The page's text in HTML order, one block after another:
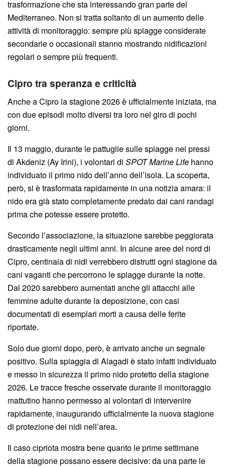
trasformazione che sta interessando gran parte del
Mediterraneo. Non si tratta soltanto di un aumento delle
attività di monitoraggio: sempre più spiagge considerate
secondarie o occasionali stanno mostrando nidificazioni
regolari o sempre più frequenti.
Cipro tra speranza e criticità
Anche a Cipro la stagione 2026 è ufficialmente iniziata, ma
con due episodi molto diversi tra loro nel giro di pochi
giorni.
Il 13 maggio, durante le pattuglie sulle spiagge nei pressi
di Akdeniz (Ay Irini), i volontari di SPOT Marine Life hanno
individuato il primo nido dell’anno dell’isola. La scoperta,
però, si è trasformata rapidamente in una notizia amara: il
nido era già stato completamente predato dai cani randagi
prima che potesse essere protetto.
Secondo l’associazione, la situazione sarebbe peggiorata
drasticamente negli ultimi anni. In alcune aree del nord di
Cipro, centinaia di nidi verrebbero distrutti ogni stagione da
cani vaganti che percorrono le spiagge durante la notte.
Dal 2020 sarebbero aumentati anche gli attacchi alle
femmine adulte durante la deposizione, con casi
documentati di esemplari morti a causa delle ferite
riportate.
Solo due giorni dopo, però, è arrivato anche un segnale
positivo. Sulla spiaggia di Alagadi è stato infatti individuato
e messo in sicurezza il primo nido protetto della stagione
2026. Le tracce fresche osservate durante il monitoraggio
mattutino hanno permesso ai volontari di intervenire
rapidamente, inaugurando ufficialmente la nuova stagione
di protezione dei nidi nell’area.
Il caso cipriota mostra bene quanto le prime settimane
della stagione possano essere decisive: da una parte le